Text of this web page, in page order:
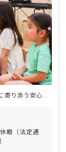
暇（法定通